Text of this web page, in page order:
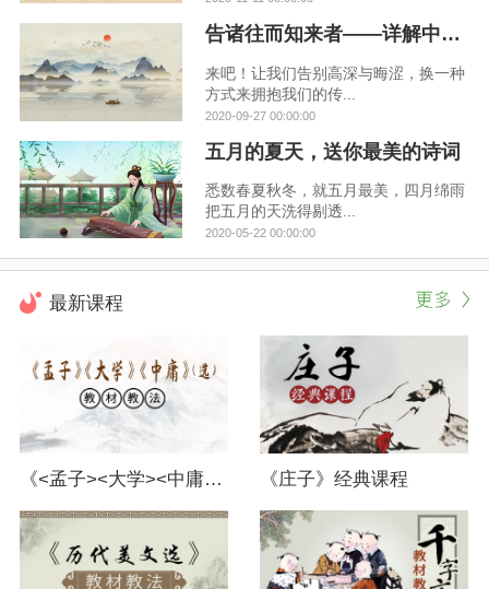
告诸往而知来者——详解中华文化的来龙去脉
来吧！让我们告别高深与晦涩，换一种
方式来拥抱我们的传...
2020-09-27 00:00:00
五月的夏天，送你最美的诗词
悉数春夏秋冬，就五月最美，四月绵雨
把五月的天洗得剔透...
2020-05-22 00:00:00
最新课程
《<孟子><大学><中庸>（选）》教材教法 《庄子》经典课程